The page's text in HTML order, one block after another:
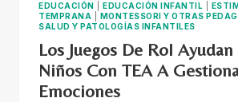
EDUCACIÓN EDUCACIÓN INFANTIL
TEMPRANA
MONTESSORI Y OTRAS
SALUD Y PATOLOGÍAS INFANTILES
Los Juegos De Rol
Niños Con TEA A
Emociones